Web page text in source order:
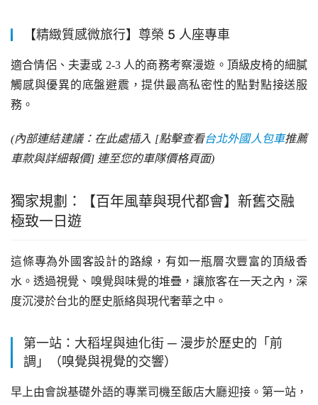
【精緻質感微旅行】尊榮 5 人座專車
適合情侶、夫妻或 2-3 人的商務考察漫遊。頂級皮椅的細膩
觸感與優異的底盤避震，提供最高私密性的點對點接送服
務。
(內部連結建議：在此處插入 [點擊查看台北外國人包車推薦
車款與詳細報價] 連至您的車隊價格頁面)
獨家規劃：【百年風華與現代都會】新舊交融
極致一日遊
這條專為外國客設計的路線，有如一瓶層次豐富的頂級香
水。透過視覺、嗅覺與味覺的堆疊，讓旅客在一天之內，深
度沉浸於台北的歷史脈絡與現代奢華之中。
第一站：大稻埕與迪化街 ─ 漫步於歷史的「前
調」（嗅覺與視覺的交響）
早上由會說基礎外語的專業司機至飯店大廳迎接。第一站，